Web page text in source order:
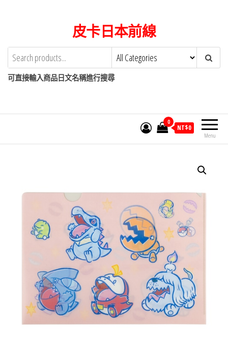
content
皮卡日本前線
可直接輸入商品日文名稱進行搜尋
Menu
0
NT$0